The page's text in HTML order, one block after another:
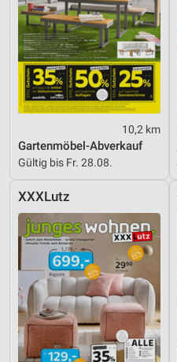
10,2 km
Gartenmöbel-Abverkauf
Gültig bis Fr. 28.08.
XXXLutz